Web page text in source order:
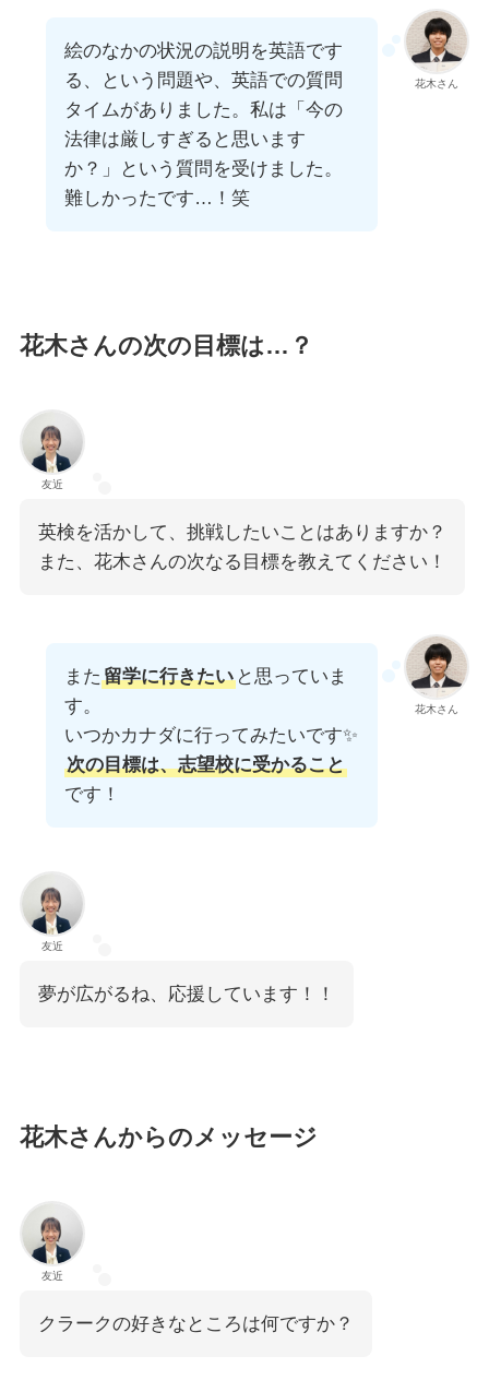
花木さん
絵のなかの状況の説明を英語です
る、という問題や、英語での質問
タイムがありました。私は「今の
法律は厳しすぎると思います
か？」という質問を受けました。
難しかったです…！笑
花木さんの次の目標は…？
友近
英検を活かして、挑戦したいことはありますか？
また、花木さんの次なる目標を教えてください！
花木さん
また 留学に行きたいと思っていま
す。
いつかカナダに行ってみたいです✨
次の目標は、志望校に受かること
です！
友近
夢が広がるね、応援しています！！
花木さんからのメッセージ
友近
クラークの好きなところは何ですか？